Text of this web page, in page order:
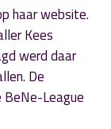
haar website.
Kees
werd daar
De
BeNe-League